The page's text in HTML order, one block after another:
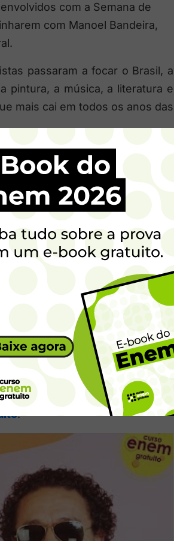
com a Semana de
com Manoel Bandeira,
passaram a focar o Brasil, a
pintura, a música, a literatura e
mais cai em todos os anos das
(parnasianismo,
experimentação constante e,
como Segunda Fase do
caracterizado pelo predomínio
em 1922 se espalham e se
se unem a um forte interesse
nas obras dos autores da
de novos poetas, entre
começou. Confira aula-
: